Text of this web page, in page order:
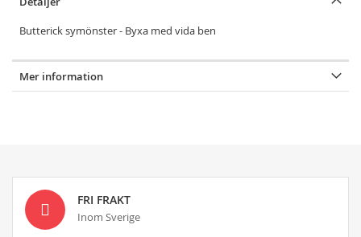
Butterick symönster - Byxa med vida ben
Mer information
FRI FRAKT
Inom Sverige